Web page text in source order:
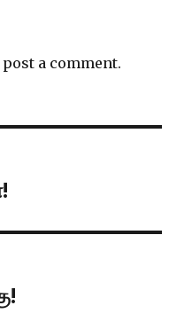
a comment.